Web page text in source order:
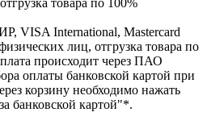
товара по 100%
VISA International, Mastercard
лиц, отгрузка товара по
происходит через ПАО
оплаты банковской картой при
корзину необходимо нажать
банковской картой"*.